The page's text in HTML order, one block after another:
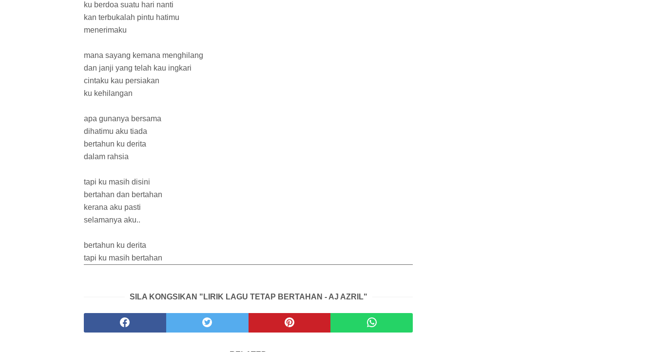
ku berdoa suatu hari nanti
kan terbukalah pintu hatimu
menerimaku
mana sayang kemana menghilang
dan janji yang telah kau ingkari
cintaku kau persiakan
ku kehilangan
apa gunanya bersama
dihatimu aku tiada
bertahun ku derita
dalam rahsia
tapi ku masih disini
bertahan dan bertahan
kerana aku pasti
selamanya aku..
bertahun ku derita
tapi ku masih bertahan
SILA KONGSIKAN "LIRIK LAGU TETAP BERTAHAN - AJ AZRIL"